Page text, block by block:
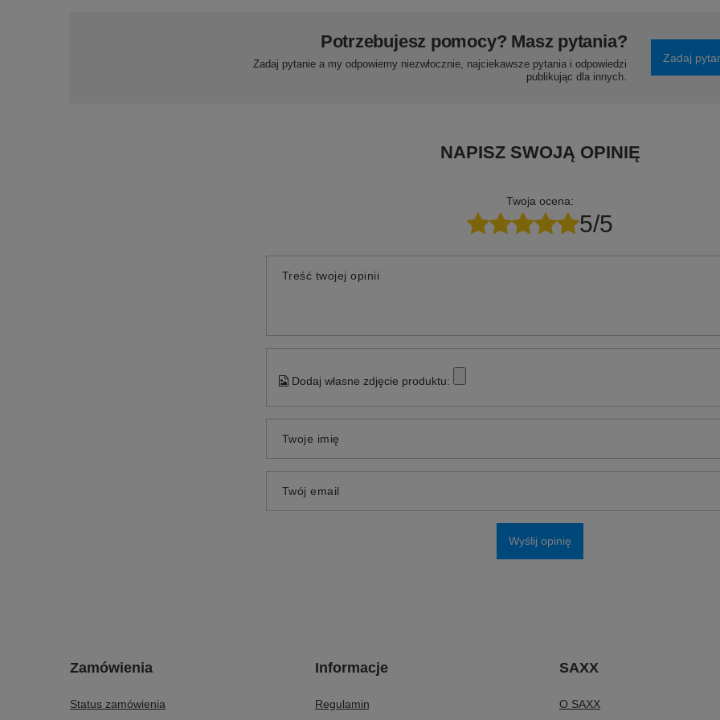
Potrzebujesz pomocy? Masz pytania?
Zadaj pytanie a my odpowiemy niezwłocznie, najciekawsze pytania i odpowiedzi
publikując dla innych.
Zadaj
NAPISZ SWOJĄ OPINIĘ
Twoja ocena:
5/5
Treść twojej opinii
Dodaj własne zdjęcie produktu:
Twoje imię
Twój email
Wyślij opinię
Zamówienia
Status zamówienia
Informacje
Regulamin
SAXX
O SAXX